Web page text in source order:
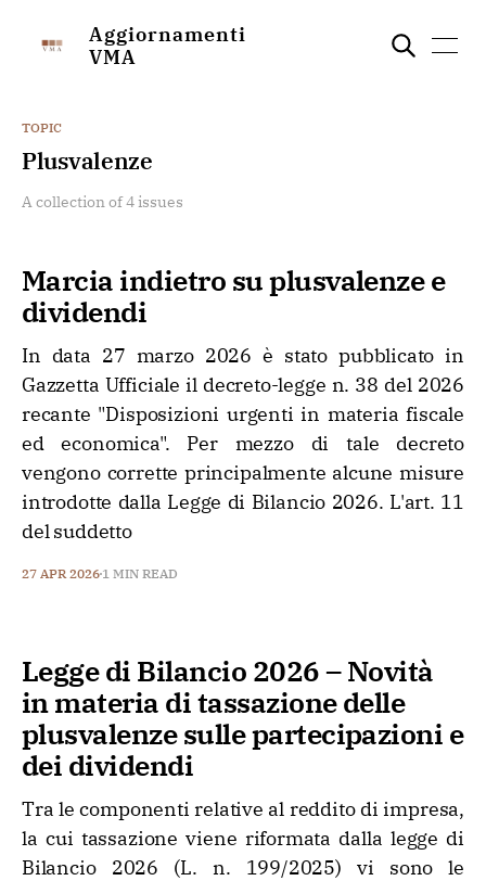
Aggiornamenti
VMA
TOPIC
Plusvalenze
A collection of 4 issues
Marcia indietro su plusvalenze e
dividendi
In data 27 marzo 2026 è stato pubblicato in
Gazzetta Ufficiale il decreto-legge n. 38 del 2026
recante "Disposizioni urgenti in materia fiscale
ed economica". Per mezzo di tale decreto
vengono corrette principalmente alcune misure
introdotte dalla Legge di Bilancio 2026. L'art. 11
del suddetto
27 APR 2026 1 MIN READ
Legge di Bilancio 2026 – Novità
in materia di tassazione delle
plusvalenze sulle partecipazioni e
dei dividendi
Tra le componenti relative al reddito di impresa,
la cui tassazione viene riformata dalla legge di
Bilancio 2026 (L. n. 199/2025) vi sono le